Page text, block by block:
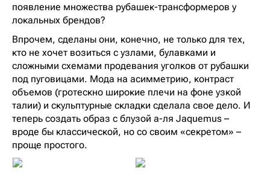
появление множества рубашек-трансформеров у
локальных брендов?
Впрочем, сделаны они, конечно, не только для тех,
кто не хочет возиться с узлами, булавками и
сложными схемами продевания уголков от рубашки
под пуговицами. Мода на асимметрию, контраст
объемов (гротескно широкие плечи на фоне узкой
талии) и скульптурные складки сделала свое дело. И
теперь создать образ с блузой а-ля Jaquemus –
вроде бы классической, но со своим «секретом» –
проще простого.